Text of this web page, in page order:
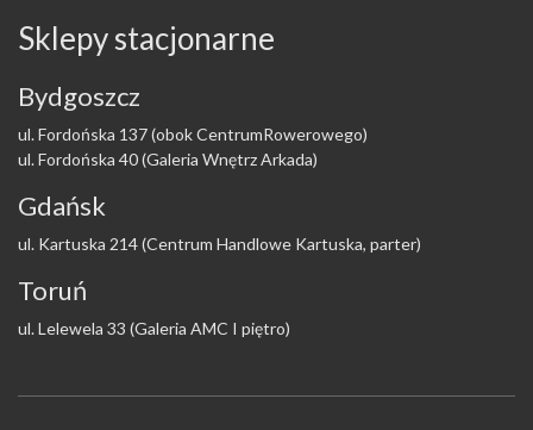
Sklepy stacjonarne
Bydgoszcz
ul. Fordońska 137 (obok CentrumRowerowego)
ul. Fordońska 40 (Galeria Wnętrz Arkada)
Gdańsk
ul. Kartuska 214 (Centrum Handlowe Kartuska, parter)
Toruń
ul. Lelewela 33 (Galeria AMC I piętro)